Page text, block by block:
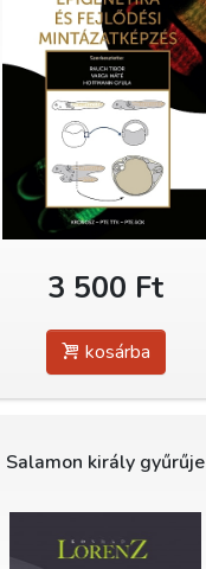
3 500 Ft
kosárba
Salamon király gyűrűje